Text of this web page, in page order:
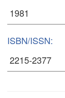
ISBN/ISSN: